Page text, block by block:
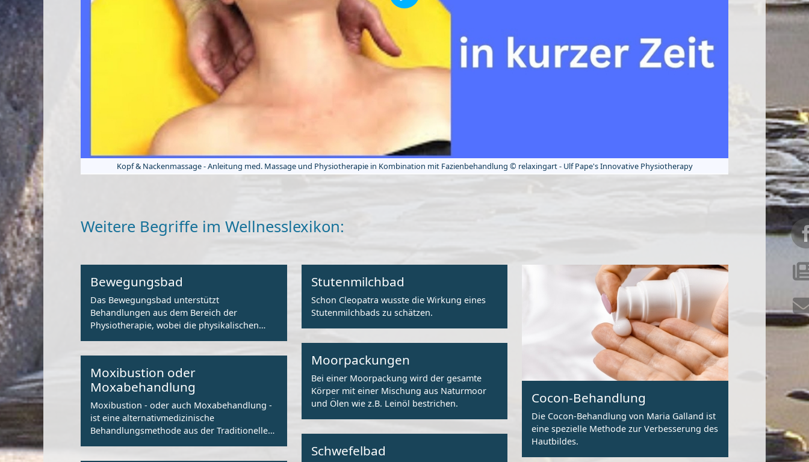
Kopf & Nackenmassage - Anleitung med. Massage und Physiotherapie in Kombination mit Fazienbehandlung © relaxingart - Ulf Pape's Innovative Physiotherapy
Weitere Begriffe im Wellnesslexikon:
Bewegungsbad
Das Bewegungsbad unterstützt
Behandlungen aus dem Bereich der
Physiotherapie, wobei die physikalischen
Stutenmilchbad
Schon Cleopatra wusste die Wirkung eines
Stutenmilchbads zu schätzen.
Cocon-Behandlung
Die Cocon-Behandlung von Maria Galland ist
eine spezielle Methode zur Verbesserung des
Hautbildes.
Moorpackungen
Bei einer Moorpackung wird der gesamte
Körper mit einer Mischung aus Naturmoor
und Ölen wie z.B. Leinöl bestrichen.
Moxibustion oder
Moxabehandlung
Moxibustion - oder auch Moxabehandlung -
ist eine alternativmedizinische
Behandlungsmethode aus der Traditionellen
Schwefelbad